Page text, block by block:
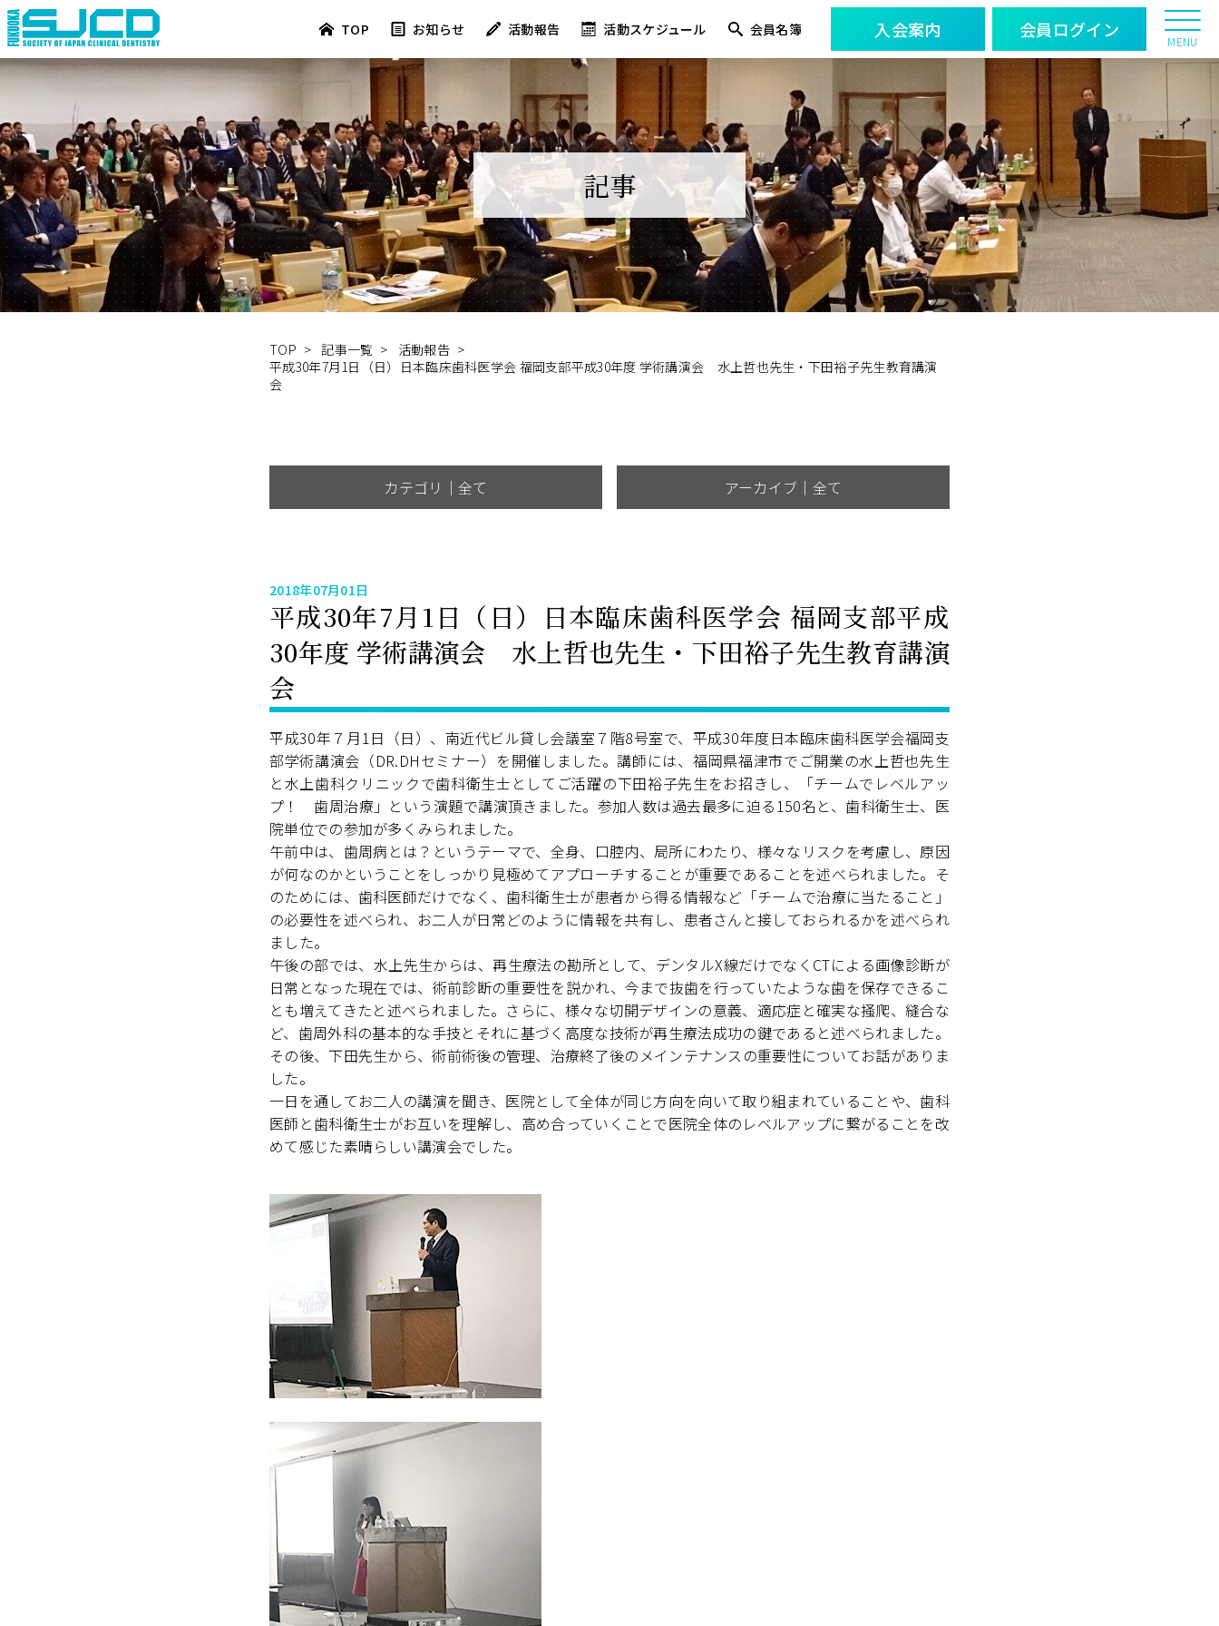
TOP お知らせ 活動報告 活動スケジュール 会員名簿 入会案内 会員ログイン MENU
記事
TOP > 記事一覧 > 活動報告 >
平成30年7月1日（日）日本臨床歯科医学会 福岡支部平成30年度 学術講演会 水上哲也先生・下田裕子先生教育講演
会
カテゴリ｜全て アーカイブ｜全て
2018年07月01日
平成30年7月1日（日）日本臨床歯科医学会 福岡支部平成
30年度 学術講演会 水上哲也先生・下田裕子先生教育講演
会
平成30年７月1日（日）、南近代ビル貸し会議室７階8号室で、平成30年度日本臨床歯科医学会福岡支
部学術講演会（DR.DHセミナー）を開催しました。講師には、福岡県福津市でご開業の水上哲也先生
と水上歯科クリニックで歯科衛生士としてご活躍の下田裕子先生をお招きし、「チームでレベルアッ
プ！ 歯周治療」という演題で講演頂きました。参加人数は過去最多に迫る150名と、歯科衛生士、医
院単位での参加が多くみられました。
午前中は、歯周病とは？というテーマで、全身、口腔内、局所にわたり、様々なリスクを考慮し、原因
が何なのかということをしっかり見極めてアプローチすることが重要であることを述べられました。そ
のためには、歯科医師だけでなく、歯科衛生士が患者から得る情報など「チームで治療に当たること」
の必要性を述べられ、お二人が日常どのように情報を共有し、患者さんと接しておられるかを述べられ
ました。
午後の部では、水上先生からは、再生療法の勘所として、デンタルX線だけでなくCTによる画像診断が
日常となった現在では、術前診断の重要性を説かれ、今まで抜歯を行っていたような歯を保存できるこ
とも増えてきたと述べられました。さらに、様々な切開デザインの意義、適応症と確実な掻爬、縫合な
ど、歯周外科の基本的な手技とそれに基づく高度な技術が再生療法成功の鍵であると述べられました。
その後、下田先生から、術前術後の管理、治療終了後のメインテナンスの重要性についてお話がありま
した。
一日を通してお二人の講演を聞き、医院として全体が同じ方向を向いて取り組まれていることや、歯科
医師と歯科衛生士がお互いを理解し、高め合っていくことで医院全体のレベルアップに繋がることを改
めて感じた素晴らしい講演会でした。